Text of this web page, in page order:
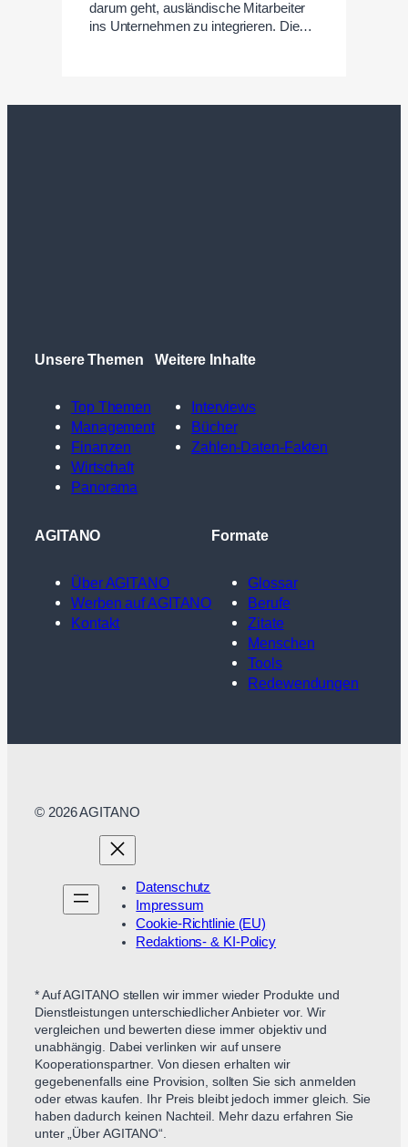
darum geht, ausländische Mitarbeiter
ins Unternehmen zu integrieren. Die…
Unsere Themen
Top Themen
Management
Finanzen
Wirtschaft
Panorama
Weitere Inhalte
Interviews
Bücher
Zahlen-Daten-Fakten
AGITANO
Über AGITANO
Werben auf AGITANO
Kontakt
Formate
Glossar
Berufe
Zitate
Menschen
Tools
Redewendungen
© 2026 AGITANO
Datenschutz
Impressum
Cookie-Richtlinie (EU)
Redaktions- & KI-Policy
* Auf AGITANO stellen wir immer wieder Produkte und
Dienstleistungen unterschiedlicher Anbieter vor. Wir
vergleichen und bewerten diese immer objektiv und
unabhängig. Dabei verlinken wir auf unsere
Kooperationspartner. Von diesen erhalten wir
gegebenenfalls eine Provision, sollten Sie sich anmelden
oder etwas kaufen. Ihr Preis bleibt jedoch immer gleich. Sie
haben dadurch keinen Nachteil. Mehr dazu erfahren Sie
unter „Über AGITANO“.